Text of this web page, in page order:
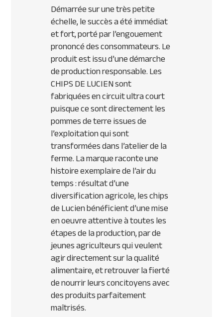
Démarrée sur une très petite
échelle, le succès a été immédiat
et fort, porté par l’engouement
prononcé des consommateurs. Le
produit est issu d’une démarche
de production responsable. Les
CHIPS DE LUCIEN sont
fabriquées en circuit ultra court
puisque ce sont directement les
pommes de terre issues de
l’exploitation qui sont
transformées dans l’atelier de la
ferme. La marque raconte une
histoire exemplaire de l’air du
temps : résultat d’une
diversification agricole, les chips
de Lucien bénéficient d’une mise
en oeuvre attentive à toutes les
étapes de la production, par de
jeunes agriculteurs qui veulent
agir directement sur la qualité
alimentaire, et retrouver la fierté
de nourrir leurs concitoyens avec
des produits parfaitement
maîtrisés.